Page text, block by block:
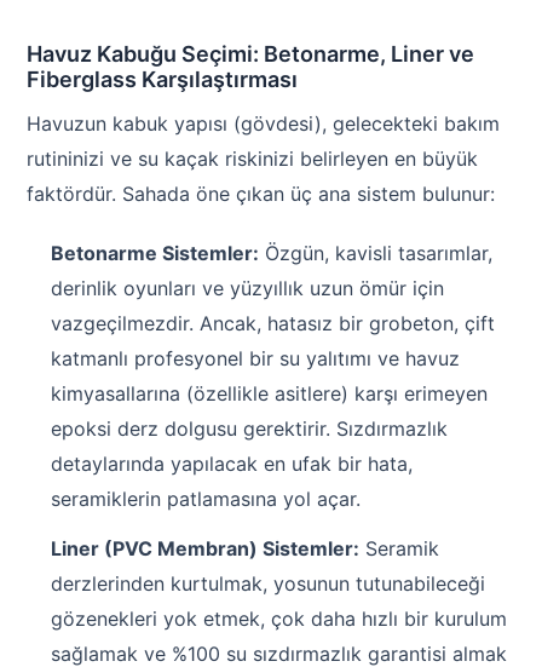
Havuz Kabuğu Seçimi: Betonarme, Liner ve
Fiberglass Karşılaştırması
Havuzun kabuk yapısı (gövdesi), gelecekteki bakım
rutininizi ve su kaçak riskinizi belirleyen en büyük
faktördür. Sahada öne çıkan üç ana sistem bulunur:
Betonarme Sistemler: Özgün, kavisli tasarımlar,
derinlik oyunları ve yüzyıllık uzun ömür için
vazgeçilmezdir. Ancak, hatasız bir grobeton, çift
katmanlı profesyonel bir su yalıtımı ve havuz
kimyasallarına (özellikle asitlere) karşı erimeyen
epoksi derz dolgusu gerektirir. Sızdırmazlık
detaylarında yapılacak en ufak bir hata,
seramiklerin patlamasına yol açar.
Liner (PVC Membran) Sistemler: Seramik
derzlerinden kurtulmak, yosunun tutunabileceği
gözenekleri yok etmek, çok daha hızlı bir kurulum
sağlamak ve %100 su sızdırmazlık garantisi almak